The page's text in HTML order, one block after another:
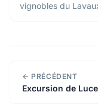
vignobles du
← PRÉCÉDENT
Excursion de